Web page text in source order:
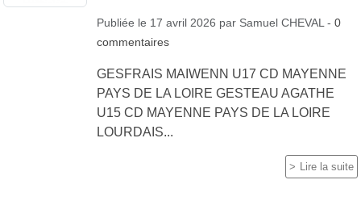
Publiée le 17 avril 2026 par Samuel CHEVAL - 0
commentaires
GESFRAIS MAIWENN U17 CD MAYENNE
PAYS DE LA LOIRE GESTEAU AGATHE
U15 CD MAYENNE PAYS DE LA LOIRE
LOURDAIS...
Lire la suite